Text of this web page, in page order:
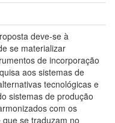
deve-se à
se materializar
de incorporação
aos sistemas de
tecnológicas e
sistemas de produção
com os
se traduzam no